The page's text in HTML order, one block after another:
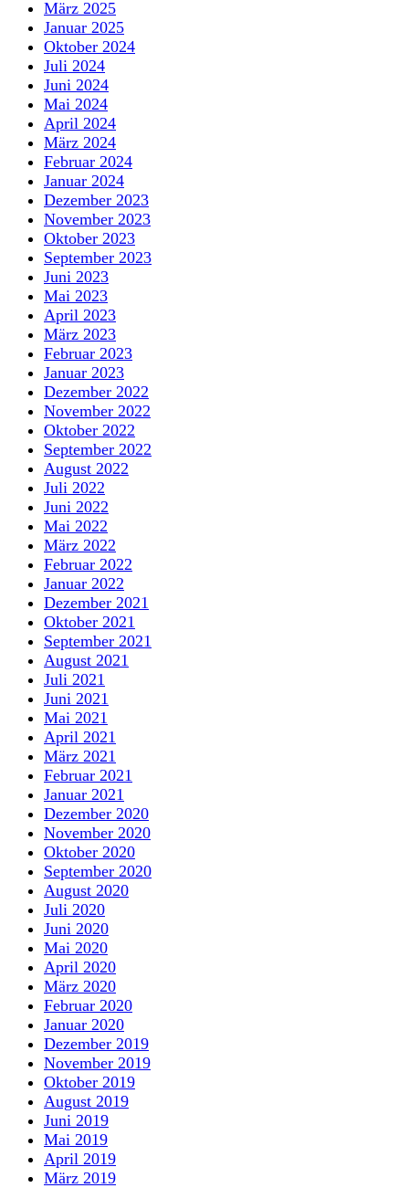
März 2025
Januar 2025
Oktober 2024
Juli 2024
Juni 2024
Mai 2024
April 2024
März 2024
Februar 2024
Januar 2024
Dezember 2023
November 2023
Oktober 2023
September 2023
Juni 2023
Mai 2023
April 2023
März 2023
Februar 2023
Januar 2023
Dezember 2022
November 2022
Oktober 2022
September 2022
August 2022
Juli 2022
Juni 2022
Mai 2022
März 2022
Februar 2022
Januar 2022
Dezember 2021
Oktober 2021
September 2021
August 2021
Juli 2021
Juni 2021
Mai 2021
April 2021
März 2021
Februar 2021
Januar 2021
Dezember 2020
November 2020
Oktober 2020
September 2020
August 2020
Juli 2020
Juni 2020
Mai 2020
April 2020
März 2020
Februar 2020
Januar 2020
Dezember 2019
November 2019
Oktober 2019
August 2019
Juni 2019
Mai 2019
April 2019
März 2019